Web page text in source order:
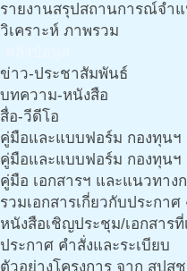
รายงานสรุปสถานการณ์จำ
วิเคราะห์ ภาพรวม
ข่าว-ประชาสัมพันธ์
บทความ-หนังสือ
สื่อ-วีดีโอ
คู่มือและแบบฟอร์ม กองทุนฯ
คู่มือและแบบฟอร์ม กองทุนฯ
คู่มือ เอกสารฯ และแนวทา
รวมเอกสารเกี่ยวกับประกา
หนังสือเชิญประชุม/เอกสารที่
ประกาศ คำสั่งและระเบียบ
ตัวอย่างโครงการ จาก สปส